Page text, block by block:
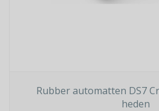
Rubber automatten DS7
heden